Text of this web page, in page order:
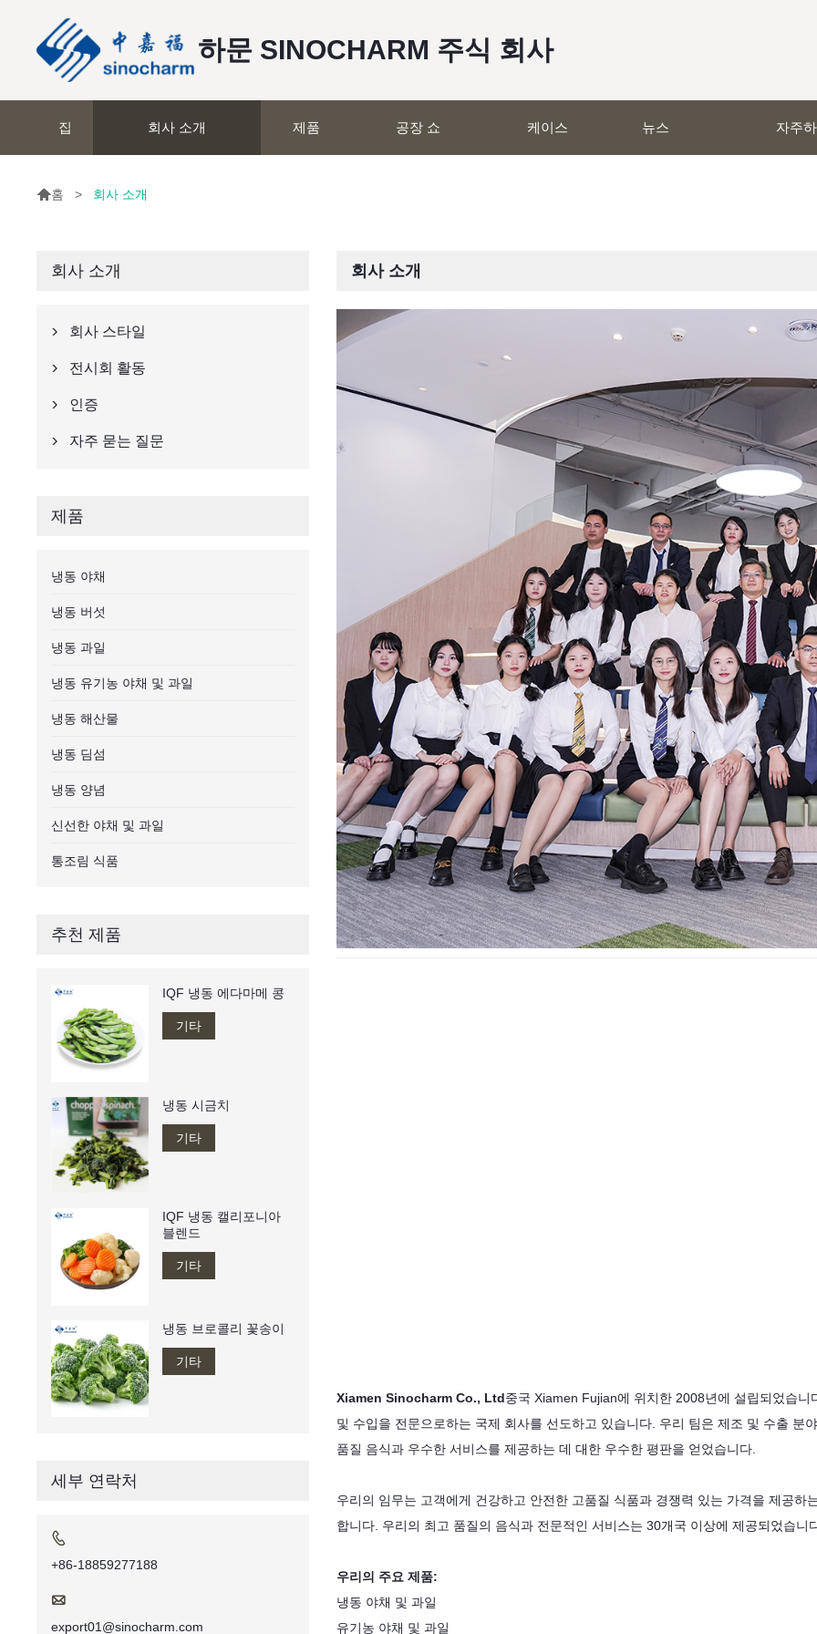
하문 SINOCHARM 주식 회사
집 회사 소개 제품 공장 쇼 케이스 뉴스 자주
홈 > 회사 소개
회사 소개
Xiamen Sinocharm Co., Ltd중국 Xiamen Fujian에 위치한 2008년에 설립되었습
및 수입을 전문으로하는 국제 회사를 선도하고 있습니다. 우리 팀은 제조 및 수출
품질 음식과 우수한 서비스를 제공하는 데 대한 우수한 평판을 얻었습니다.
우리의 임무는 고객에게 건강하고 안전한 고품질 식품과 경쟁력 있는 가격을 제공
합니다. 우리의 최고 품질의 음식과 전문적인 서비스는 30개국 이상에 제공되었습니
우리의 주요 제품:
냉동 야채 및 과일
유기농 야채 및 과일
회사 소개
 회사 스타일
 전시회 활동
 인증
 자주 묻는 질문
제품
냉동 야채
냉동 버섯
냉동 과일
냉동 유기농 야채 및 과일
냉동 해산물
냉동 딤섬
냉동 양념
신선한 야채 및 과일
통조림 식품
추천 제품
IQF 냉동 에다마메 콩
기타
냉동 시금치
기타
IQF 냉동 캘리포니아
블렌드
기타
냉동 브로콜리 꽃송이
기타
세부 연락처

+86-18859277188

export01@sinocharm.com